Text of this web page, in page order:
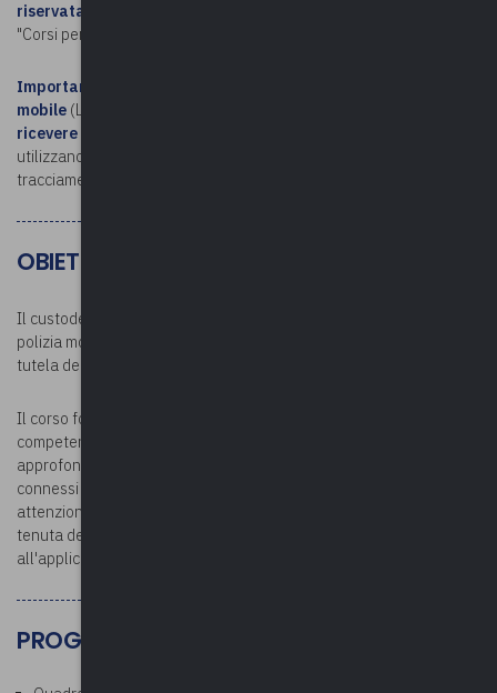
riservata
"Corsi personali").
Importante!
mobile (LTE/5G) non risulterà presente al webinar e
ricevere l'attestato di partecipazion
utilizzano indirizzi IP variabili che impediscono il corretto
tracciamento della partecipazione.
OBIETTIVI
Il custode del cimitero garantisce il rispetto della normativa di
polizia mortuaria, la regolarità delle operazioni cimiteriali e la
tutela del decoro dei luoghi di sepoltura.
Il corso fornisce una formazione pratica e giuridica sulle
competenze del personale addetto ai servizi cimiteriali,
approfondendo gli aspetti amministrativi, tecnici e relazionali
connessi all'esercizio delle funzioni di custodia. Particolare
attenzione sarà dedicata alle responsabilità del custode, alla
tenuta dei registri, alla vigilanza sulle attività cimiteriali e
all'applicazione della normativa nazionale e regionale.
PROGRAMMA